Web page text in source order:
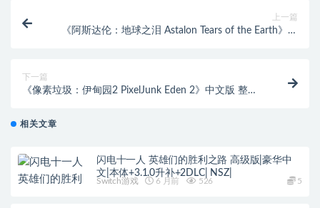
上一篇
《阿斯达伦：地球之泪 Astalon Tears of the Earth》中
下一篇
《像素垃圾：伊甸园2 PixelJunk Eden 2》中文版 整合
相关文章
闪电十一人 英雄们的胜利之路 高级版|豪华中
文|本体+3.1.0升补+2DLC| NSZ|
Switch游戏 6 月前 526 5